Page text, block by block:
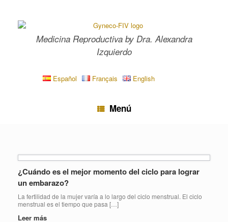
contenido
Medicina Reproductiva by Dra. Alexandra
Izquierdo
Español Français English
Menú
¿Cuándo es el mejor momento del ciclo para lograr
un embarazo?
La fertilidad de la mujer varía a lo largo del ciclo menstrual. El ciclo
menstrual es el tiempo que pasa […]
Leer más